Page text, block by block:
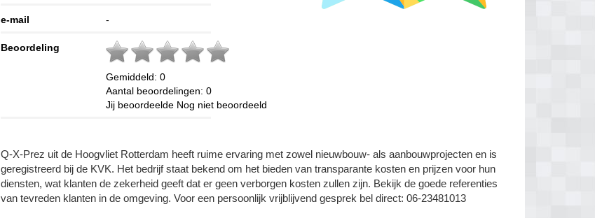
e-mail -
Beoordeling
Gemiddeld:0
Aantal beoordelingen:0
Jij beoordeelde Nog niet beoordeeld
Q-X-Prez uit de Hoogvliet Rotterdam heeft ruime ervaring met zowel nieuwbouw- als aanbouwprojecten en is
geregistreerd bij de KVK. Het bedrijf staat bekend om het bieden van transparante kosten en prijzen voor hun
diensten, wat klanten de zekerheid geeft dat er geen verborgen kosten zullen zijn. Bekijk de goede referenties
van tevreden klanten in de omgeving. Voor een persoonlijk vrijblijvend gesprek bel direct: 06-23481013